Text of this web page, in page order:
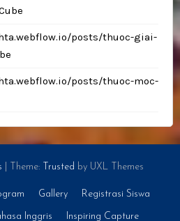
posts/thuoc-giai-
posts/thuoc-moc-
Theme: Trusted by UXL Themes
Gallery Registrasi Siswa
Inggris Inspiring Capture